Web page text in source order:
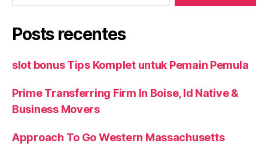
Posts recentes
slot bonus Tips Komplet untuk Pemain Pemula
Prime Transferring Firm In Boise, Id Native &
Business Movers
Approach To Go Western Massachusetts